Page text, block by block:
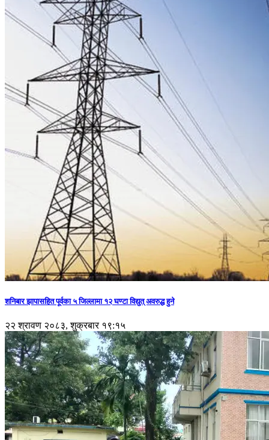
शनिबार झापासहित पूर्वका ५ जिल्लामा १२ घण्टा विद्युत् अवरुद्ध हुने
२२ श्रावण २०८३, शुक्रबार १९:१५